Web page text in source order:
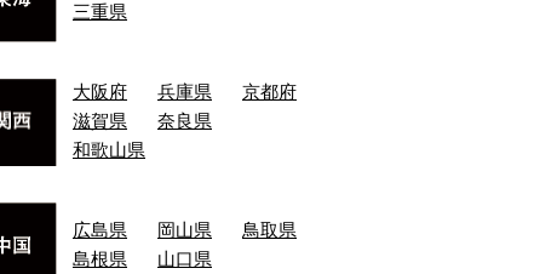
三重県
大阪府 兵庫県
京都府
滋賀県
奈良県
和歌山県
広島県 岡山県
鳥取県
島根県
山口県